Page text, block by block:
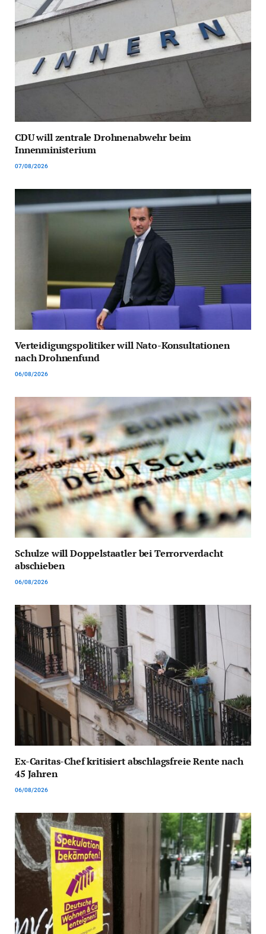
CDU will zentrale Drohnenabwehr beim
Innenministerium
07/08/2026
Verteidigungspolitiker will Nato-Konsultationen
nach Drohnenfund
06/08/2026
Schulze will Doppelstaatler bei Terrorverdacht
abschieben
06/08/2026
Ex-Caritas-Chef kritisiert abschlagsfreie Rente nach
45 Jahren
06/08/2026